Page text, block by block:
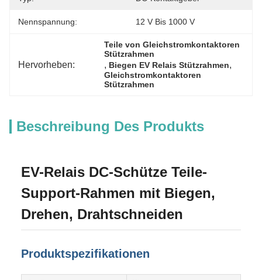
Nennspannung: 12 V Bis 1000 V
Hervorheben:
Teile von Gleichstromkontaktoren
Stützrahmen
, Biegen EV Relais Stützrahmen,
Gleichstromkontaktoren
Stützrahmen
Beschreibung Des Produkts
EV-Relais DC-Schütze Teile-
Support-Rahmen mit Biegen,
Drehen, Drahtschneiden
Produktspezifikationen